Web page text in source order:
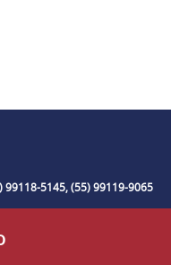
99118-5145, (55) 99119-9065